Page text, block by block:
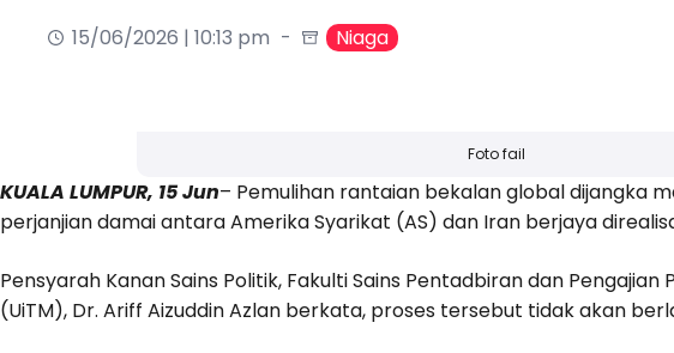
15/06/2026 | 10:13 pm
Niaga
Foto fail
KUALA LUMPUR, 15 Jun– Pemulihan rantaian bekalan global dijangka
perjanjian damai antara Amerika Syarikat (AS) dan Iran berjaya
Pensyarah Kanan Sains Politik, Fakulti Sains Pentadbiran dan Pengajian
(UiTM), Dr. Ariff Aizuddin Azlan berkata, proses tersebut tidak akan